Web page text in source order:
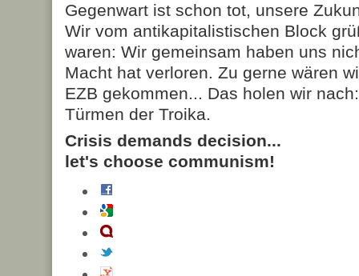
Gegenwart ist schon tot, unsere
Wir vom antikapitalistischen Block
waren: Wir gemeinsam haben uns
Macht hat verloren. Zu gerne wären
EZB gekommen... Das holen wir
Türmen der Troika.
Crisis demands decision...
let's choose communism!